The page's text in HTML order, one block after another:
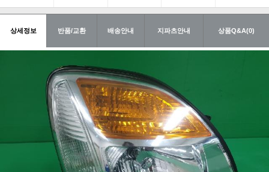
상세정보 반품/교환 배송안내 지파츠안내 상품Q&A(0)